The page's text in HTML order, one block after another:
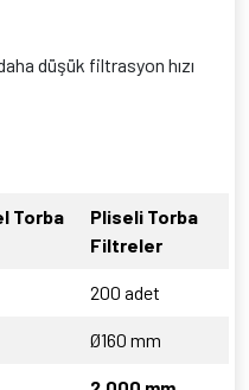
düşük filtrasyon hızı
Torba
Pliseli Torba
Filtreler
200 adet
Ø160 mm